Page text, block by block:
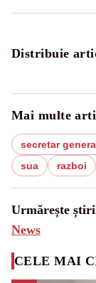
Distribuie
Mai multe
secretar
sua
razboi
Urmărește
News
CELE MAI